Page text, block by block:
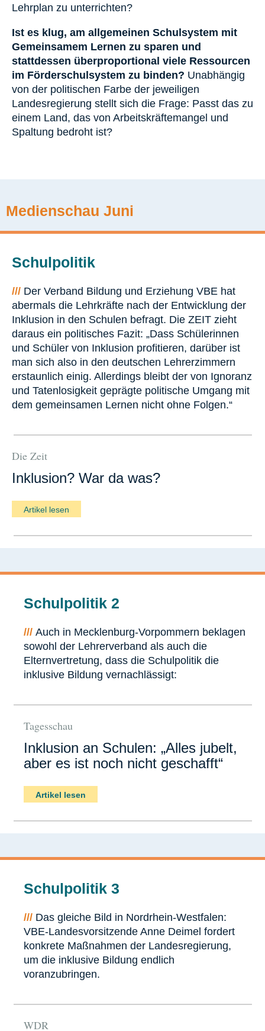
Lehrplan zu unterrichten?
Ist es klug, am allgemeinen Schulsystem mit
Gemeinsamem Lernen zu sparen und
stattdessen überproportional viele Ressourcen
im Förderschulsystem zu binden? Unabhängig
von der politischen Farbe der jeweiligen
Landesregierung stellt sich die Frage: Passt das zu
einem Land, das von Arbeitskräftemangel und
Spaltung bedroht ist?
Medienschau Juni
Schulpolitik
/// Der Verband Bildung und Erziehung VBE hat
abermals die Lehrkräfte nach der Entwicklung der
Inklusion in den Schulen befragt. Die ZEIT zieht
daraus ein politisches Fazit: „Dass Schülerinnen
und Schüler von Inklusion profitieren, darüber ist
man sich also in den deutschen Lehrerzimmern
erstaunlich einig. Allerdings bleibt der von Ignoranz
und Tatenlosigkeit geprägte politische Umgang mit
dem gemeinsamen Lernen nicht ohne Folgen.“
Die Zeit
Inklusion? War da was?
Artikel lesen
Schulpolitik 2
/// Auch in Mecklenburg-Vorpommern beklagen
sowohl der Lehrerverband als auch die
Elternvertretung, dass die Schulpolitik die
inklusive Bildung vernachlässigt:
Tagesschau
Inklusion an Schulen: „Alles jubelt,
aber es ist noch nicht geschafft“
Artikel lesen
Schulpolitik 3
/// Das gleiche Bild in Nordrhein-Westfalen:
VBE-Landesvorsitzende Anne Deimel fordert
konkrete Maßnahmen der Landesregierung,
um die inklusive Bildung endlich
voranzubringen.
WDR